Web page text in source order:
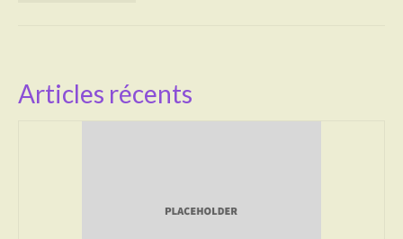
Poésie
Démarches administratives
Articles récents